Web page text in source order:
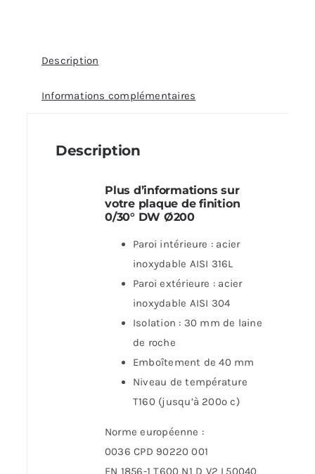
Description
Informations complémentaires
Description
Plus d’informations sur
votre plaque de finition
0/30° DW Ø200
Paroi intérieure : acier
inoxydable AISI 316L
Paroi extérieure : acier
inoxydable AISI 304
Isolation : 30 mm de laine
de roche
Emboîtement de 40 mm
Niveau de température
T160 (jusqu’à 200º c)
Norme européenne :
0036 CPD 90220 001
EN 1856-1 T600 N1 D V2 L50040